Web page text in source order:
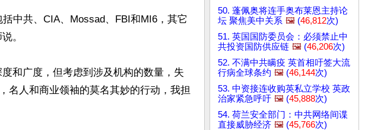
中共、CIA、Mossad、FBI和MI6，其它
。
和广度，但考虑到涉及机构的数量，失
名人和商业领袖的莫名其妙的行动，我担
50. 蓬佩奥将连手奥布莱恩主持论
坛 聚焦美中关系 🖼️ (46,812次)
51. 英国国防委员会：必须禁止中
共投资国防供应链 🖼️ (46,206次)
52. 不满中共瞒疫 英首相吁签大流
行病全球条约 🖼️ (46,144次)
53. 中资接连收购英私立学校 英政
治家紧急呼吁 🖼️ (45,888次)
54. 荷兰安全部门：中共网络间谍
直接威胁经济 🖼️ (45,766次)